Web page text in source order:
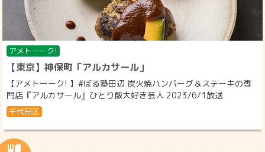
アメトーーク!
【東京】神保町「アルカサール」
【アメトーーク! 】#ぼる塾田辺 炭火焼ハンバーグ＆ステーキの専
門店『アルカサール』ひとり飯大好き芸人 2023/6/1放送
千代田区